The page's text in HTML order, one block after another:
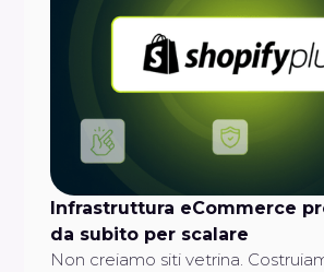
Infrastruttura eCommerce
da subito per scalare
Non creiamo siti vetrina.